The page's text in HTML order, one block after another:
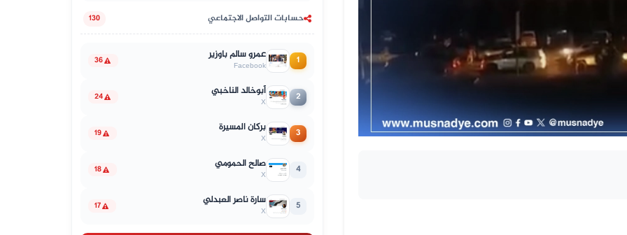
حسابات التواصل الاجتماعي 130
1 عمرو سالم باوزير
Facebook
36
2 أبوخالد الناخبي
X
24
3 بركان المسيرة
X
19
4 صالح الحمومي
X
18
5 سارة ناصر العبدلي
X
17